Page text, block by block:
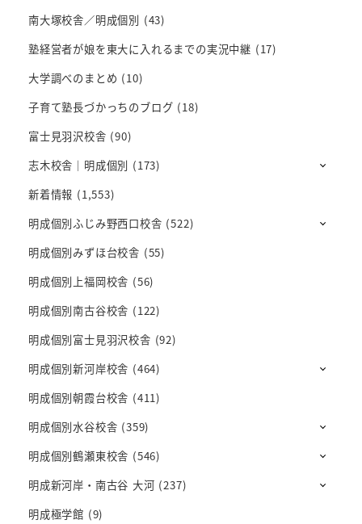
南大塚校舎／明成個別 (43)
塾経営者が娘を東大に入れるまでの実況中継 (17)
大学調べのまとめ (10)
子育て塾長づかっちのブログ (18)
富士見羽沢校舎 (90)
志木校舎｜明成個別 (173)
新着情報 (1,553)
明成個別ふじみ野西口校舎 (522)
明成個別みずほ台校舎 (55)
明成個別上福岡校舎 (56)
明成個別南古谷校舎 (122)
明成個別富士見羽沢校舎 (92)
明成個別新河岸校舎 (464)
明成個別朝霞台校舎 (411)
明成個別水谷校舎 (359)
明成個別鶴瀬東校舎 (546)
明成新河岸・南古谷 大河 (237)
明成極学館 (9)